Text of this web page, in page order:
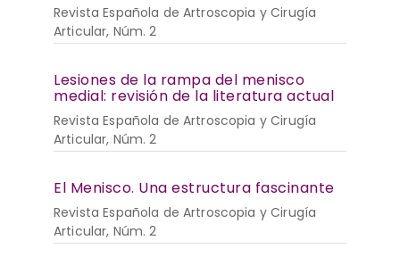
Revista Española de Artroscopia y Cirugía
Articular, Núm. 2
Lesiones de la rampa del menisco
medial: revisión de la literatura actual
Revista Española de Artroscopia y Cirugía
Articular, Núm. 2
El Menisco. Una estructura fascinante
Revista Española de Artroscopia y Cirugía
Articular, Núm. 2